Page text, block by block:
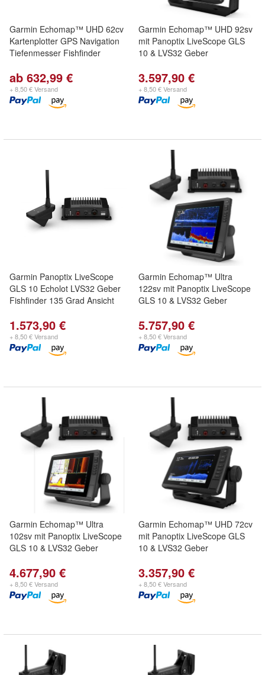
Garmin Echomap™ UHD 62cv
Kartenplotter GPS Navigation
Tiefenmesser Fishfinder
ab 632,99 €
+ 8,50 € Versand
Garmin Echomap™ UHD 92sv
mit Panoptix LiveScope GLS
10 & LVS32 Geber
3.597,90 €
+ 8,50 € Versand
Garmin Panoptix LiveScope
GLS 10 Echolot LVS32 Geber
Fishfinder 135 Grad Ansicht
1.573,90 €
+ 8,50 € Versand
Garmin Echomap™ Ultra
122sv mit Panoptix LiveScope
GLS 10 & LVS32 Geber
5.757,90 €
+ 8,50 € Versand
Garmin Echomap™ Ultra
102sv mit Panoptix LiveScope
GLS 10 & LVS32 Geber
4.677,90 €
+ 8,50 € Versand
Garmin Echomap™ UHD 72cv
mit Panoptix LiveScope GLS
10 & LVS32 Geber
3.357,90 €
+ 8,50 € Versand